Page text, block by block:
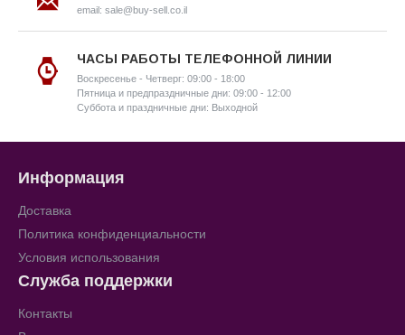
email: sale@buy-sell.co.il
ЧАСЫ РАБОТЫ ТЕЛЕФОННОЙ ЛИНИИ
Воскресенье - Четверг: 09:00 - 18:00
Пятница и предпраздничные дни: 09:00 - 12:00
Суббота и праздничные дни: Выходной
Информация
Доставка
Политика конфиденциальности
Условия использования
Служба поддержки
Контакты